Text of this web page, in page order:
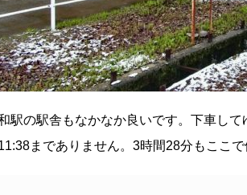
駅の駅舎もなかなか良いです。下車し
までありません。3時間28分もここ